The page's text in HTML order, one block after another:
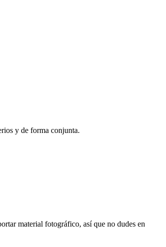
y de forma conjunta.
material fotográfico, así que no dudes en